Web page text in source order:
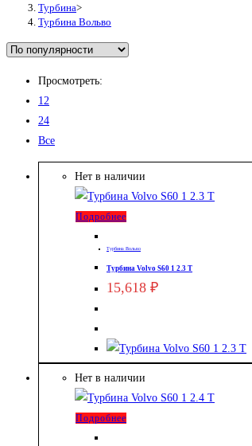
Турбина>
Турбина Вольво
Просмотреть:
12
24
Все
Нет в наличии
Подробнее
Турбина Вольво
Турбина Volvo S60 1 2.3 T
15,618 ₽
Нет в наличии
Подробнее